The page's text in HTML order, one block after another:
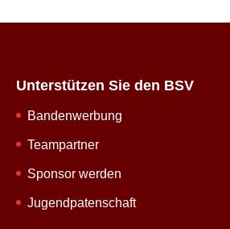
Unterstützen Sie den BSV
Bandenwerbung
Teampartner
Sponsor werden
Jugendpatenschaft